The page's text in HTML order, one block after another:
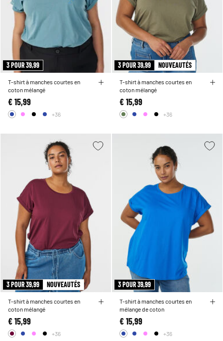
3 POUR 39,99
T-shirt à manches courtes en
coton mélangé
€ 15,99
+36
3 POUR 39,99 NOUVEAUTÉS
T-shirt à manches courtes en
coton mélangé
€ 15,99
+36
3 POUR 39,99 NOUVEAUTÉS
T-shirt à manches courtes en
coton mélangé
€ 15,99
+36
3 POUR 39,99
T-shirt à manches courtes en
mélange de coton
€ 15,99
+36